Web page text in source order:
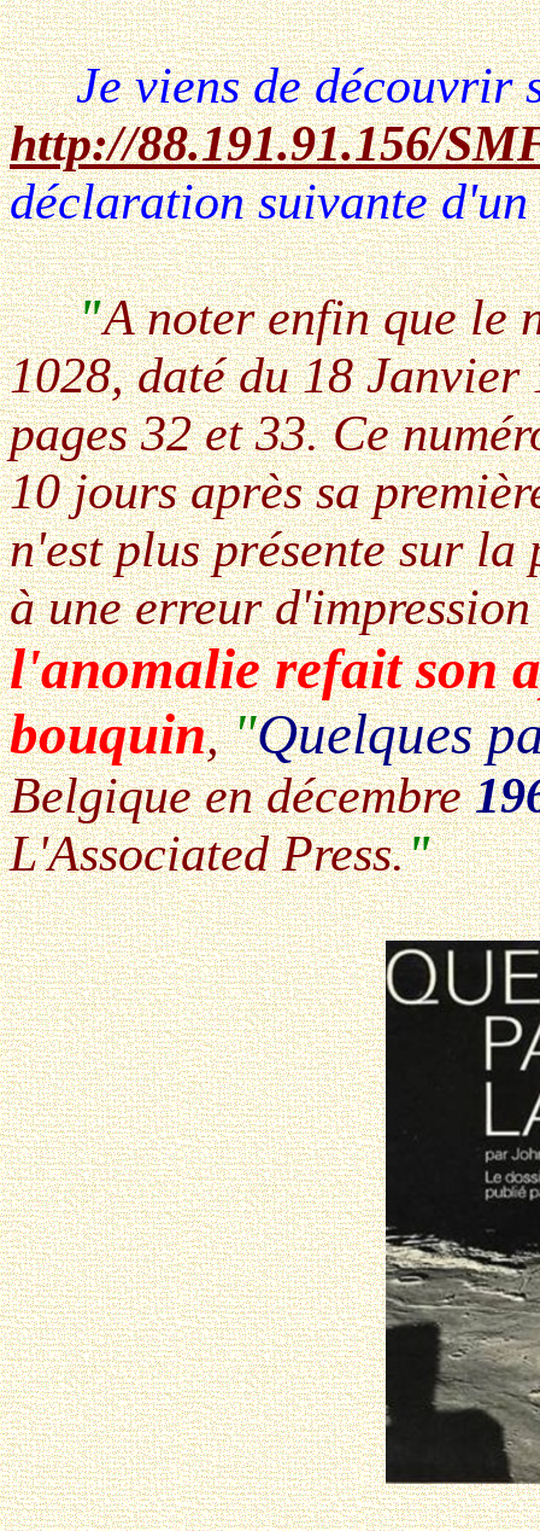
Je viens de découvrir
http://88.191.91.156/
déclaration suivante
"A noter enfin que le
1028, daté du 18
pages 32 et 33. Ce
10 jours après sa
n'est plus présente sur
à une erreur
l'anomalie refait son
bouquin,"Quelques
Belgique en décembre
L'Associated Press."